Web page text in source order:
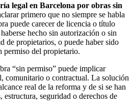
legal en Barcelona por obras sin
primero que no siempre se habla
puede carecer de licencia o título
hecho sin autorización o sin
de propietarios, o puede haber sido
permiso del propietario.
“sin permiso” puede implicar
comunitario o contractual. La solución
real de la reforma y de si se han
estructura, seguridad o derechos de